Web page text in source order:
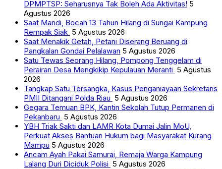
DPMPTSP: Seharusnya Tak Boleh Ada Aktivitas! 5
Agustus 2026
Saat Mandi, Bocah 13 Tahun Hilang di Sungai Kampung
Rempak Siak 5 Agustus 2026
Saat Menakik Getah, Petani Diserang Beruang di
Pangkalan Gondai Pelalawan 5 Agustus 2026
Satu Tewas Seorang Hilang, Pompong Tenggelam di
Perairan Desa Mengkikip Kepulauan Meranti 5 Agustus
2026
Tangkap Satu Tersangka, Kasus Penganiayaan Sekretaris
PMII Ditangani Polda Riau 5 Agustus 2026
Gegara Temuan BPK, Kantin Sekolah Tutup Permanen di
Pekanbaru 5 Agustus 2026
YBH Triak Sakti dan LAMR Kota Dumai Jalin MoU,
Perkuat Akses Bantuan Hukum bagi Masyarakat Kurang
Mampu 5 Agustus 2026
Ancam Ayah Pakai Samurai, Remaja Warga Kampung
Lalang Duri Diciduk Polisi 5 Agustus 2026